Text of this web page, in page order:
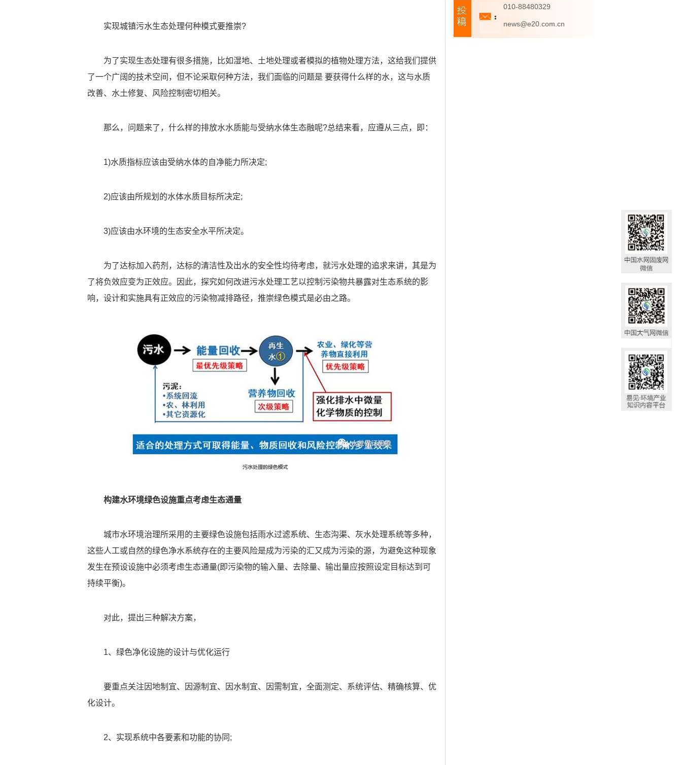
实现城镇污水生态处理何种模式要推崇?
为了实现生态处理有很多措施，比如湿地、土地处理或者模拟的植物处理方法，这给我们提供
了一个广阔的技术空间，但不论采取何种方法，我们面临的问题是 要获得什么样的水，这与水质
改善、水土修复、风险控制密切相关。
那么，问题来了，什么样的排放水水质能与受纳水体生态融呢?总结来看，应遵从三点，即：
1)水质指标应该由受纳水体的自净能力所决定;
2)应该由所规划的水体水质目标所决定;
3)应该由水环境的生态安全水平所决定。
为了达标加入药剂，达标的清洁性及出水的安全性均待考虑，就污水处理的追求来讲，其是为
了将负效应变为正效应。因此，探究如何改进污水处理工艺以控制污染物共暴露对生态系统的影
响，设计和实施具有正效应的污染物减排路径，推崇绿色模式是必由之路。
构建水环境绿色设施重点考虑生态通量
城市水环境治理所采用的主要绿色设施包括雨水过滤系统、生态沟渠、灰水处理系统等多种，
这些人工或自然的绿色净水系统存在的主要风险是成为污染的汇又成为污染的源，为避免这种现象
发生在预设设施中必须考虑生态通量(即污染物的输入量、去除量、输出量应按照设定目标达到可
持续平衡)。
对此，提出三种解决方案，
1、绿色净化设施的设计与优化运行
要重点关注因地制宜、因源制宜、因水制宜、因需制宜，全面测定、系统评估、精确核算、优
化设计。
2、实现系统中各要素和功能的协同;
010-88480329
news@e20.com.cn